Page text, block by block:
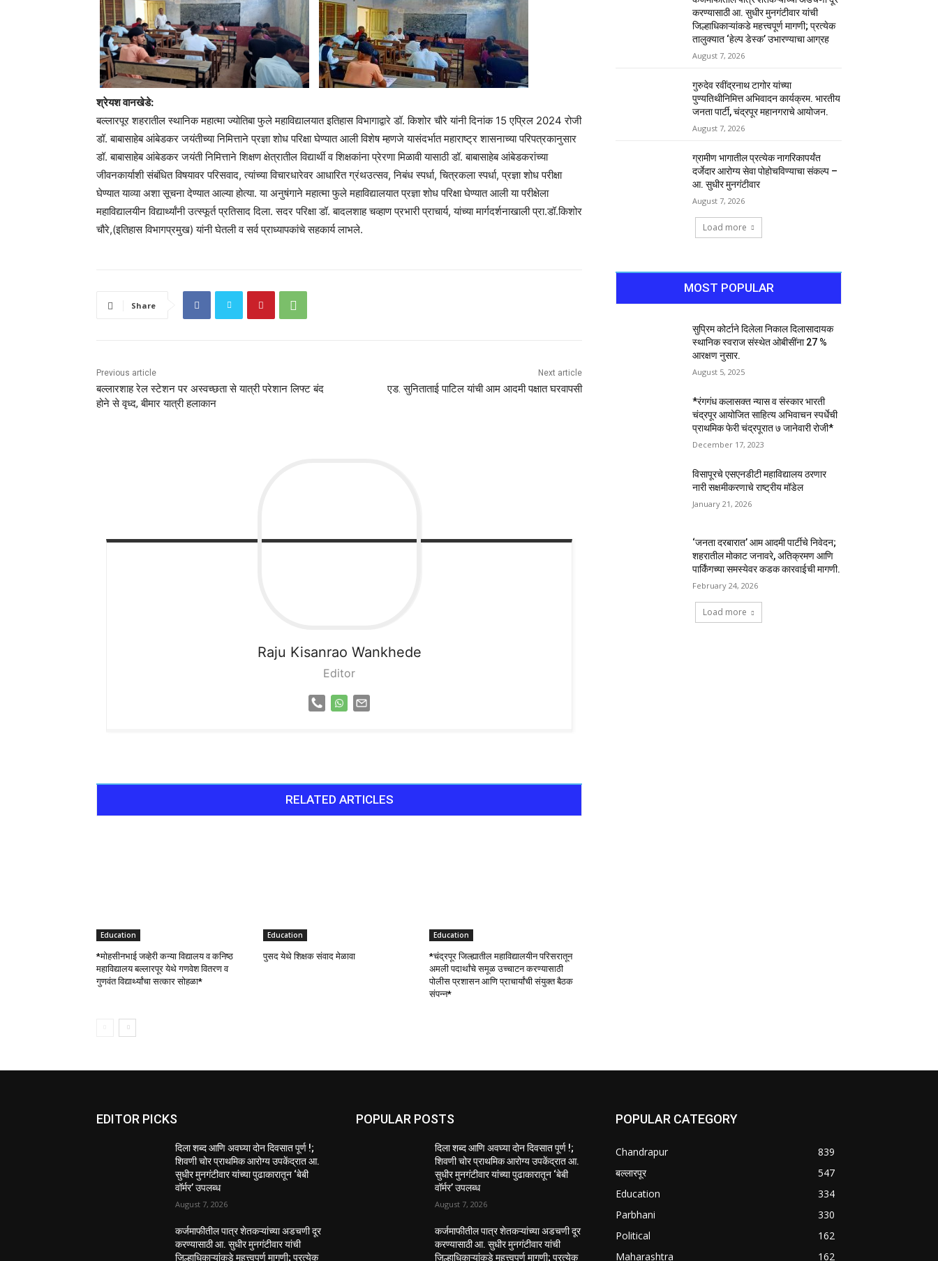
श्रेयश वानखेडे:
बल्लारपूर शहरातील स्थानिक महात्मा ज्योतिबा फुले महाविद्यालयात इतिहास विभागाद्वारे डॉ. किशोर चौरे यांनी दिनांक 15 एप्रिल 2024 रोजी
डॉ. बाबासाहेब आंबेडकर जयंतीच्या निमित्ताने प्रज्ञा शोध परिक्षा घेण्यात आली विशेष म्हणजे यासंदर्भात महाराष्ट्र शासनाच्या परिपत्रकानुसार
डॉ. बाबासाहेब आंबेडकर जयंती निमित्ताने शिक्षण क्षेत्रातील विद्यार्थी व शिक्षकांना प्रेरणा मिळावी यासाठी डॉ. बाबासाहेब आंबेडकरांच्या
जीवनकार्याशी संबंधित विषयावर परिसवाद, त्यांच्या विचारधारेवर आधारित ग्रंथउत्सव, निबंध स्पर्धा, चित्रकला स्पर्धा, प्रज्ञा शोध परीक्षा
घेण्यात याव्या अशा सूचना देण्यात आल्या होत्या. या अनुषंगाने महात्मा फुले महाविद्यालयात प्रज्ञा शोध परिक्षा घेण्यात आली या परीक्षेला
महाविद्यालयीन विद्यार्थ्यांनी उत्स्फूर्त प्रतिसाद दिला. सदर परिक्षा डॉ. बादलशाह चव्हाण प्रभारी प्राचार्य, यांच्या मार्गदर्शनाखाली प्रा.डॉ.किशोर
चौरे,(इतिहास विभागप्रमुख) यांनी घेतली व सर्व प्राध्यापकांचे सहकार्य लाभले.
Share
Previous article
बल्लारशाह रेल स्टेशन पर अस्वच्छता से यात्री परेशान लिफ्ट बंद
होने से वृध्द, बीमार यात्री हलाकान
Next article
एड. सुनिताताई पाटिल यांची आम आदमी पक्षात घरवापसी
Raju Kisanrao Wankhede
Editor
RELATED ARTICLES
Education
*मोहसीनभाई जव्हेरी कन्या विद्यालय व कनिष्ठ
महाविद्यालय बल्लारपूर येथे गणवेश वितरण व
गुणवंत विद्यार्थ्यांचा सत्कार सोहळा*
Education
पुसद येथे शिक्षक संवाद मेळावा
Education
*चंद्रपूर जिल्ह्यातील महाविद्यालयीन परिसरातून
अमली पदार्थांचे समूळ उच्चाटन करण्यासाठी
पोलीस प्रशासन आणि प्राचार्यांची संयुक्त बैठक
संपन्न*
करण्यासाठी आ. सुधीर मुनगंटीवार यांची
जिल्हाधिकाऱ्यांकडे महत्त्वपूर्ण मागणी; प्रत्येक
तालुक्यात ‘हेल्प डेस्क’ उभारण्याचा आग्रह
August 7, 2026
गुरुदेव रवींद्रनाथ टागोर यांच्या
पुण्यतिथीनिमित्त अभिवादन कार्यक्रम. भारतीय
जनता पार्टी, चंद्रपूर महानगराचे आयोजन.
August 7, 2026
ग्रामीण भागातील प्रत्येक नागरिकापर्यंत
दर्जेदार आरोग्य सेवा पोहोचविण्याचा संकल्प –
आ. सुधीर मुनगंटीवार
August 7, 2026
Load more
MOST POPULAR
सुप्रिम कोर्टाने दिलेला निकाल दिलासादायक
स्थानिक स्वराज संस्थेत ओबीसींना 27 %
आरक्षण नुसार.
August 5, 2025
*रंगगंध कलासक्त न्यास व संस्कार भारती
चंद्रपूर आयोजित साहित्य अभिवाचन स्पर्धेची
प्राथमिक फेरी चंद्रपूरात ७ जानेवारी रोजी*
December 17, 2023
विसापूरचे एसएनडीटी महाविद्यालय ठरणार
नारी सक्षमीकरणाचे राष्ट्रीय मॉडेल
January 21, 2026
‘जनता दरबारात’ आम आदमी पार्टीचे निवेदन;
शहरातील मोकाट जनावरे, अतिक्रमण आणि
पार्किंगच्या समस्येवर कडक कारवाईची मागणी.
February 24, 2026
Load more
EDITOR PICKS
दिला शब्द आणि अवघ्या दोन दिवसात पूर्ण !;
शिवणी चोर प्राथमिक आरोग्य उपकेंद्रात आ.
सुधीर मुनगंटीवार यांच्या पुढाकारातून ‘बेबी
वॉर्मर’ उपलब्ध
August 7, 2026
कर्जमाफीतील पात्र शेतकऱ्यांच्या अडचणी दूर
करण्यासाठी आ. सुधीर मुनगंटीवार यांची
जिल्हाधिकाऱ्यांकडे महत्त्वपूर्ण मागणी; प्रत्येक
POPULAR POSTS
दिला शब्द आणि अवघ्या दोन दिवसात पूर्ण !;
शिवणी चोर प्राथमिक आरोग्य उपकेंद्रात आ.
सुधीर मुनगंटीवार यांच्या पुढाकारातून ‘बेबी
वॉर्मर’ उपलब्ध
August 7, 2026
कर्जमाफीतील पात्र शेतकऱ्यांच्या अडचणी दूर
करण्यासाठी आ. सुधीर मुनगंटीवार यांची
जिल्हाधिकाऱ्यांकडे महत्त्वपूर्ण मागणी; प्रत्येक
POPULAR CATEGORY
Chandrapur
839
बल्लारपूर
547
Education
334
Parbhani
330
Political
162
Maharashtra
162